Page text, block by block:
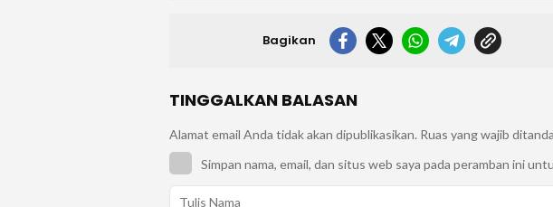
Bagikan
TINGGALKAN BALASAN
Alamat email Anda tidak akan dipublikasikan. Ruas yang wajib
Simpan nama, email, dan situs web saya pada peramban ini